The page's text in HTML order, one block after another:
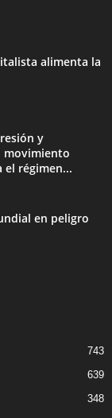
alimenta la
y
movimiento
el régimen...
en peligro
743
639
348